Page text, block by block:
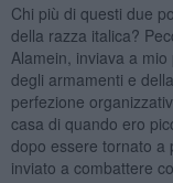
Chi più di questi due
della razza italica?
Alamein, inviava a
degli armamenti e
perfezione
casa di quando ero
dopo essere tornato a
inviato a combattere